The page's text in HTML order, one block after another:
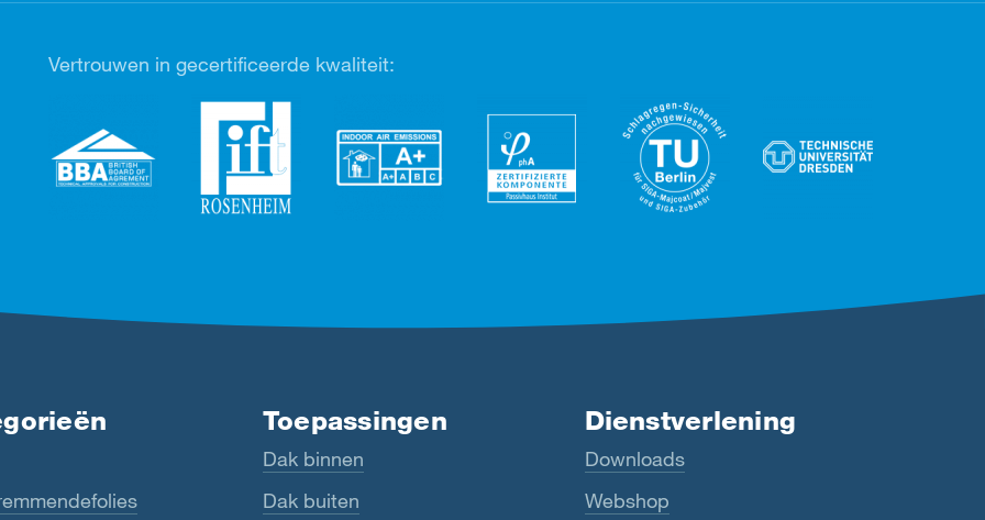
Vertrouwen in gecertificeerde kwaliteit:
Toepassingen
Dak binnen
Dak buiten
Dienstverlening
Downloads
Webshop